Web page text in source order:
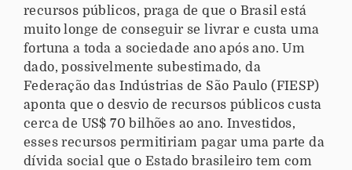
recursos públicos, praga de que o Brasil está
muito longe de conseguir se livrar e custa uma
fortuna a toda a sociedade ano após ano. Um
dado, possivelmente subestimado, da
Federação das Indústrias de São Paulo (FIESP)
aponta que o desvio de recursos públicos custa
cerca de US$ 70 bilhões ao ano. Investidos,
esses recursos permitiriam pagar uma parte da
dívida social que o Estado brasileiro tem com